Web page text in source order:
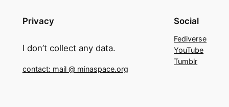
Privacy
I don’t collect any data.
contact: mail @ minaspace.org
Social
Fediverse
YouTube
Tumblr